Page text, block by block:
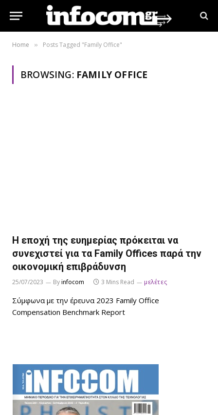
Home » Posts Tagged "Family Office"
BROWSING: FAMILY OFFICE
H εποχή της ευημερίας πρόκειται να
συνεχιστεί για τα Family Offices παρά την
οικονομική επιβράδυνση
25/07/2023 Byinfocom 3 Mins Read μελέτες
Σύμφωνα με την έρευνα 2023 Family Office
Compensation Benchmark Report